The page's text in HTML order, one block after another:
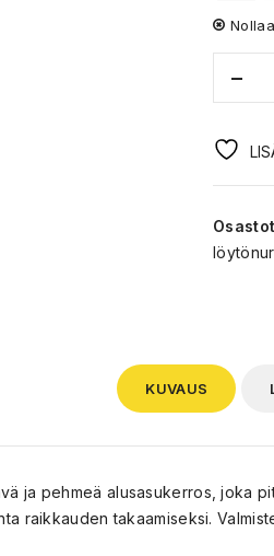
Nollaa
KUVAUS
ja pehmeä alusasukerros, joka
raikkauden takaamiseksi.